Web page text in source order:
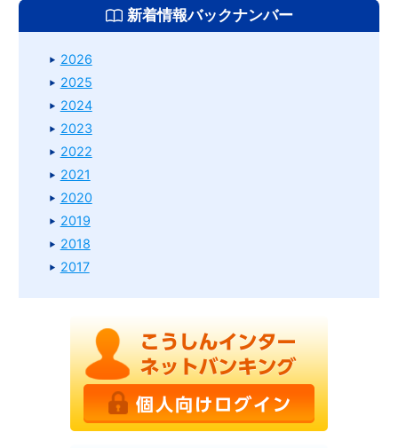
新着情報バックナンバー
2026
2025
2024
2023
2022
2021
2020
2019
2018
2017